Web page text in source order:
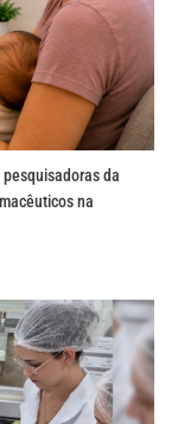
da
na